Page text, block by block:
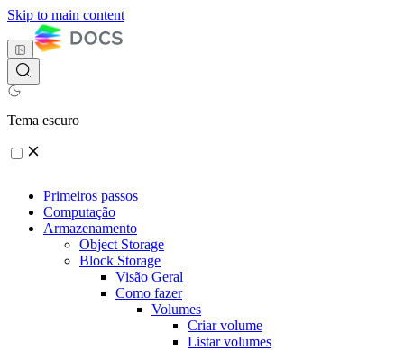
Skip to main content
Tema escuro
Primeiros passos
Computação
Armazenamento
Object Storage
Block Storage
Visão Geral
Como fazer
Volumes
Criar volume
Listar volumes